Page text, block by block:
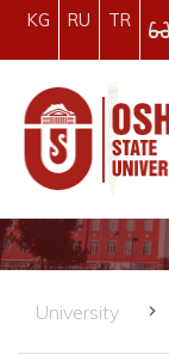
KG RU TR
University